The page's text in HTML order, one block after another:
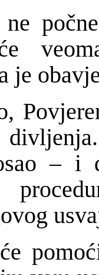
je
– i